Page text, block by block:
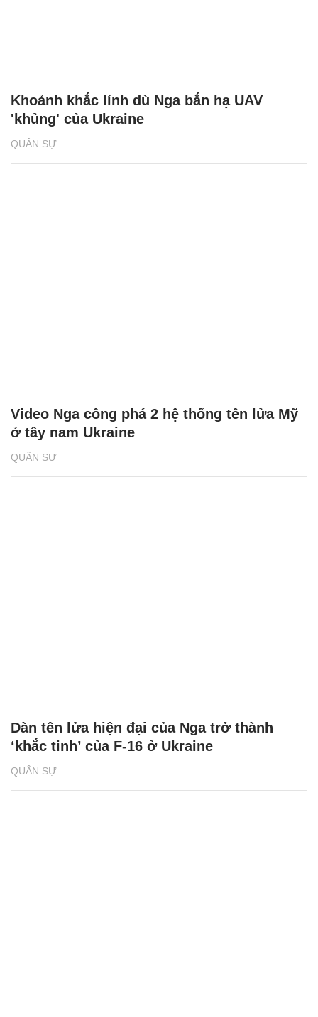
QUÂN SỰ
Khoảnh khắc lính dù Nga bắn hạ UAV
'khủng' của Ukraine
QUÂN SỰ
Video Nga công phá 2 hệ thống tên lửa Mỹ
ở tây nam Ukraine
QUÂN SỰ
Dàn tên lửa hiện đại của Nga trở thành
‘khắc tinh’ của F-16 ở Ukraine